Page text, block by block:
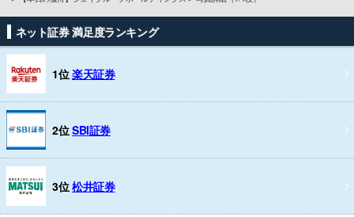
ネット証券 満足度ランキング
1位楽天証券
2位SBI証券
3位松井証券